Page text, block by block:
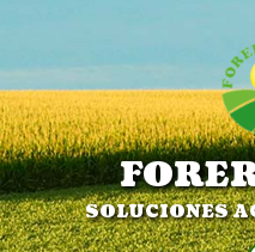
SOLUCIONES